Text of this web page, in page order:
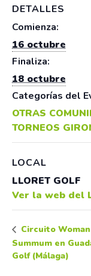
DETALLES
Comienza:
16 octubre
Finaliza:
18 octubre
Categorías del
OTRAS
TORNEOS
LOCAL
LLORET GOLF
Ver la web del
Circuito
Summum en
Golf (Málaga)